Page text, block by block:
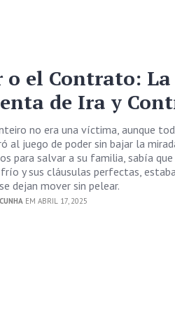
o el Contrato:
de Ira y
no era una víctima, aunque
al juego de poder sin bajar la
para salvar a su familia, sabía
y sus cláusulas perfectas,
dejan mover sin pelear.
EM ABRIL 17, 2025